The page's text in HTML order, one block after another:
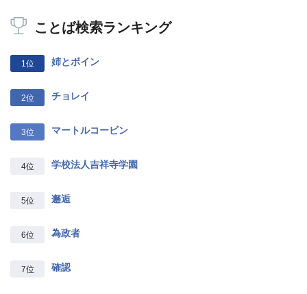
ことば検索ランキング
1位 姉とボイン
2位 チョレイ
3位 マートルコービン
4位 学校法人吉祥寺学園
5位 邂逅
6位 為政者
7位 確認